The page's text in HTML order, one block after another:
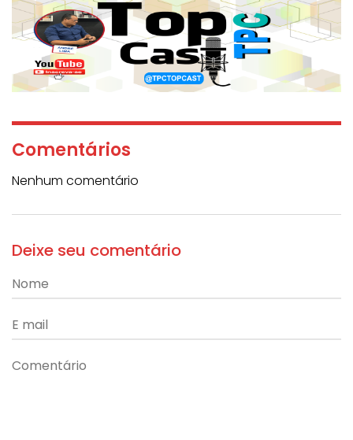
Comentários
Nenhum comentário
Deixe seu comentário